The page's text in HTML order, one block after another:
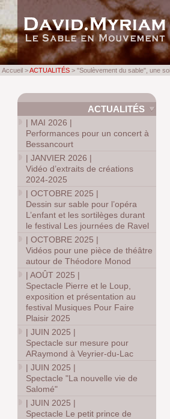
ACTUALITÉS
| MAI 2026 |
Performances pour un concert à
Bessancourt
|JANVIER 2026 |
Vidéo d’extraits de créations
2024-2025
|OCTOBRE 2025 |
Dessin sur sable pour l’opéra
L’enfant et les sortilèges durant
le festival Les journées de Ravel
|OCTOBRE 2025 |
Vidéos pour une pièce de théâtre
autour de Théodore Monod
|AOÛT 2025 |
Spectacle Pierre et le Loup,
exposition et présentation au
festival Musiques Pour Faire
Plaisir 2025
|JUIN 2025 |
Spectacle sur mesure pour
ARaymond à Veyrier-du-Lac
|JUIN 2025 |
Spectacle "La nouvelle vie de
Salomé"
|JUIN 2025 |
Spectacle Le petit prince de
Accueil >ACTUALITÉS > "Soulèvement du sable", une